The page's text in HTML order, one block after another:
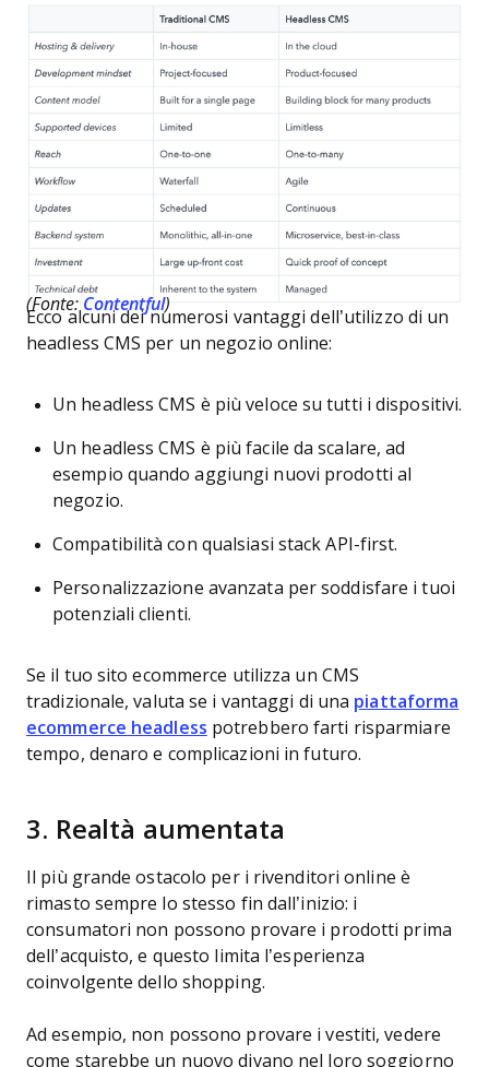
(Fonte: Contentful)
Ecco alcuni dei numerosi vantaggi dell’utilizzo di un
headless CMS per un negozio online:
Un headless CMS è più veloce su tutti i dispositivi.
Un headless CMS è più facile da scalare, ad
esempio quando aggiungi nuovi prodotti al
negozio.
Compatibilità con qualsiasi stack API-first.
Personalizzazione avanzata per soddisfare i tuoi
potenziali clienti.
Se il tuo sito ecommerce utilizza un CMS
tradizionale, valuta se i vantaggi di una piattaforma
ecommerce headless potrebbero farti risparmiare
tempo, denaro e complicazioni in futuro.
3. Realtà aumentata
Il più grande ostacolo per i rivenditori online è
rimasto sempre lo stesso fin dall’inizio: i
consumatori non possono provare i prodotti prima
dell’acquisto, e questo limita l’esperienza
coinvolgente dello shopping.
Ad esempio, non possono provare i vestiti, vedere
come starebbe un nuovo divano nel loro soggiorno